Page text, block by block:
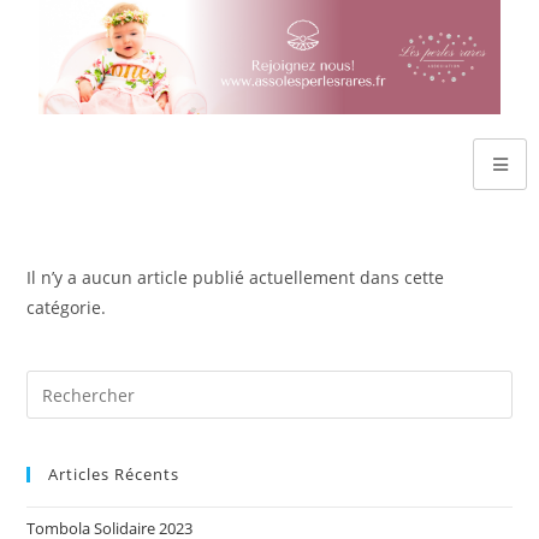
Il n’y a aucun article publié actuellement dans cette
catégorie.
Articles Récents
Tombola Solidaire 2023